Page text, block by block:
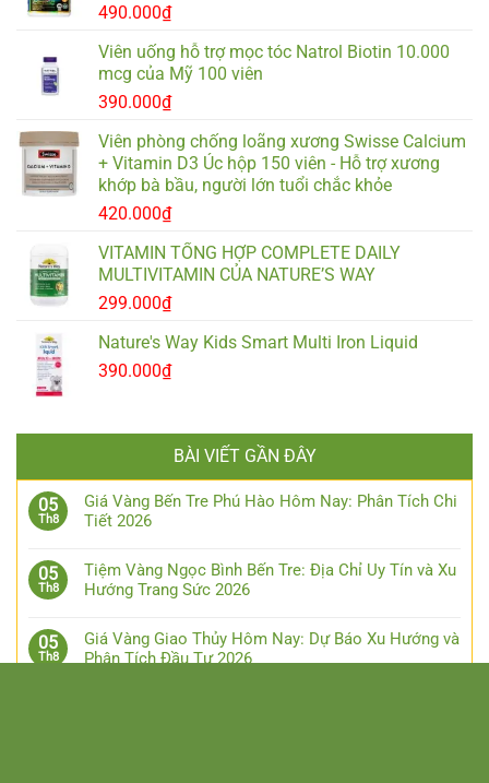
490.000₫
Viên uống hỗ trợ mọc tóc Natrol Biotin 10.000
mcg của Mỹ 100 viên
390.000₫
Viên phòng chống loãng xương Swisse Calcium
+ Vitamin D3 Úc hộp 150 viên - Hỗ trợ xương
khớp bà bầu, người lớn tuổi chắc khỏe
420.000₫
VITAMIN TỔNG HỢP COMPLETE DAILY
MULTIVITAMIN CỦA NATURE’S WAY
299.000₫
Nature's Way Kids Smart Multi Iron Liquid
390.000₫
BÀI VIẾT GẦN ĐÂY
05
Th8
Giá Vàng Bến Tre Phú Hào Hôm Nay: Phân Tích Chi
Tiết 2026
05
Th8
Tiệm Vàng Ngọc Bình Bến Tre: Địa Chỉ Uy Tín và Xu
Hướng Trang Sức 2026
05
Th8
Giá Vàng Giao Thủy Hôm Nay: Dự Báo Xu Hướng và
Phân Tích Đầu Tư 2026